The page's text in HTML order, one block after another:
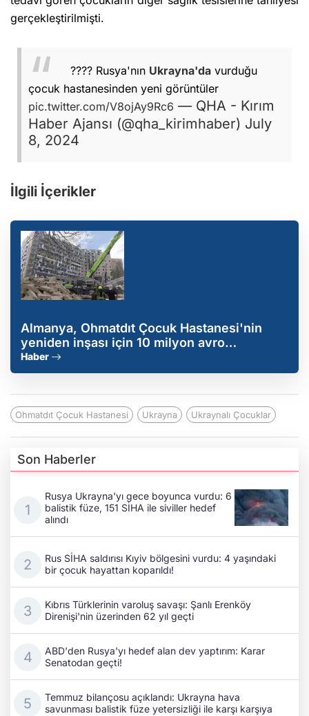
gerçekleştirilmişti.
???? Rusya'nın Ukrayna'da vurduğu
çocuk hastanesinden yeni görüntüler
pic.twitter.com/V8ojAy9Rc6 — QHA - Kırım
Haber Ajansı (@qha_kirimhaber) July
8, 2024
İlgili İçerikler
Almanya, Ohmatdıt Çocuk Hastanesi'nin
yeniden inşası için 10 milyon avro
sağlayacak
Haber
Ohmatdıt Çocuk Hastanesi Ukrayna Ukraynalı Çocuklar
Son Haberler
Rusya Ukrayna'yı gece boyunca vurdu: 6
balistik füze, 151 SİHA ile siviller hedef
alındı
Rus SİHA saldırısı Kıyiv bölgesini vurdu: 4 yaşındaki
bir çocuk hayattan koparıldı!
Kıbrıs Türklerinin varoluş savaşı: Şanlı Erenköy
Direnişi'nin üzerinden 62 yıl geçti
ABD'den Rusya'yı hedef alan dev yaptırım: Karar
Senatodan geçti!
Temmuz bilançosu açıklandı: Ukrayna hava
savunması balistik füze yetersizliği ile karşı karşıya